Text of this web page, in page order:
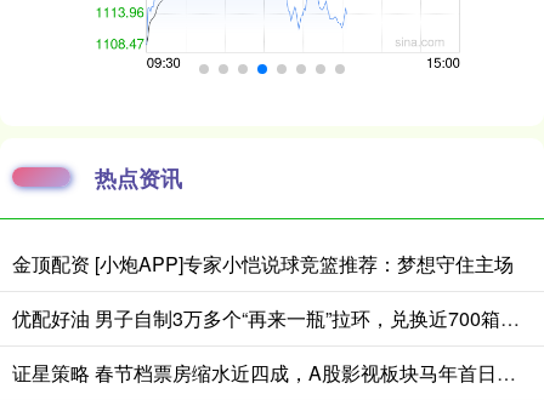
热点资讯
金顶配资 [小炮APP]专家小恺说球竞篮推荐：梦想守住主场
优配好油 男子自制3万多个“再来一瓶”拉环，兑换近700箱啤酒！警方：他称个人饮用，实为出售获利
证星策略 春节档票房缩水近四成，A股影视板块马年首日垫底